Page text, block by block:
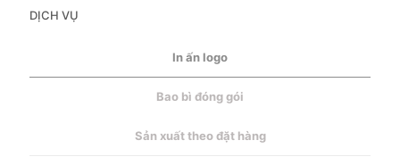
DỊCH VỤ
In ấn logo
Bao bì đóng gói
Sản xuất theo đặt hàng